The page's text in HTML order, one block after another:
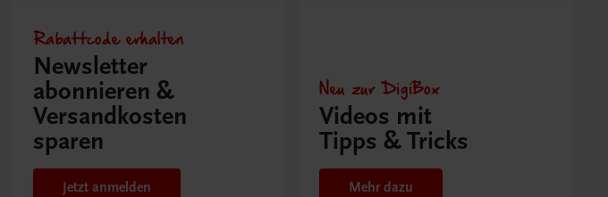
Rabattcode erhalten
Newsletter
abonnieren &
Versandkosten
sparen
Jetzt anmelden
Neu zur DigiBox
Videos mit
Tipps & Tricks
Mehr dazu